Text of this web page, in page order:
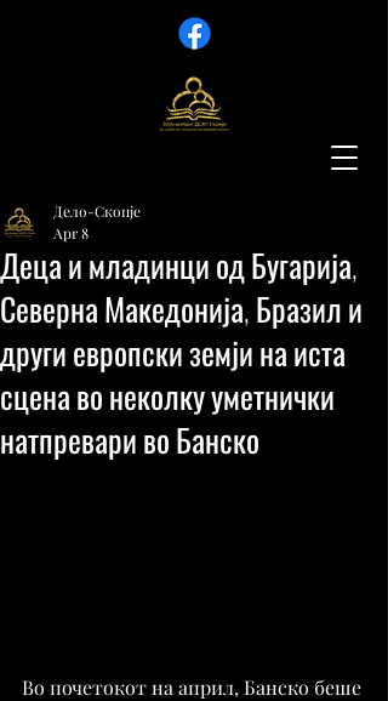
Деца и младинци од Бугарија,
Северна Македонија, Бразил и
други европски земји на иста
сцена во неколку уметнички
натпревари во Банско
Дело-Скопје
Apr 8
Во почетокот на април, Банско беше